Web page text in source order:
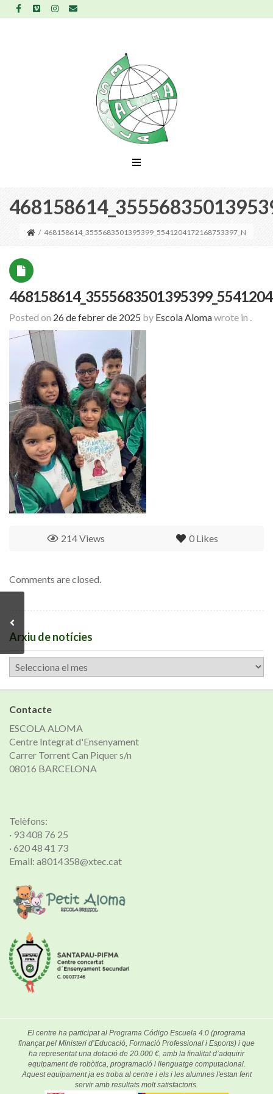
/ 468158614_3555683501395399_5541204172168753397_N
Posted on 26 de febrer de 2025 by Escola Alomawrote in .
0 Likes
214 Views
Comments are closed.
Arxiu de notícies
Arxiu
de
notícies
Contacte
ESCOLA ALOMA
Centre Integrat d'Ensenyament
Carrer Torrent Can Piquer s/n
08016 BARCELONA
Telèfons:
· 93 408 76 25
· 620 48 41 73
Email: a8014358@xtec.cat
El centre ha participat al Programa Código Escuela 4.0 (programa
finançat pel Ministeri d’Educació, Formació Professional i Esports) i que
ha representat una dotació de 20.000 €, amb la finalitat d’adquirir
equipament de robòtica, programació i llenguatge computacional.
Aquest equipament ja es troba al centre i els i les alumnes l'estan fent
servir amb resultats molt satisfactoris.